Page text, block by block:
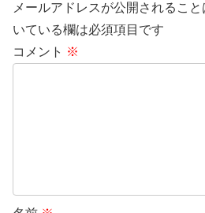
メールアドレスが公開されること
いている欄は必須項目です
コメント ※